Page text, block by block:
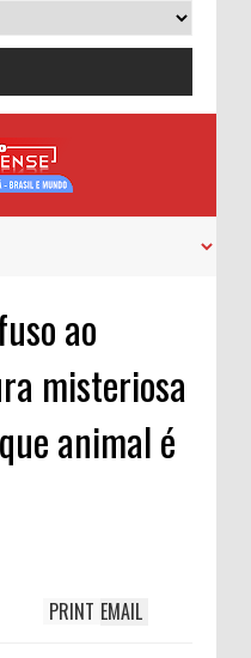
ao
misteriosa
animal é
EMAIL
PRINT